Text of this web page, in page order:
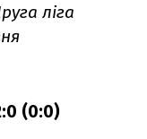
ліга
(0:0)